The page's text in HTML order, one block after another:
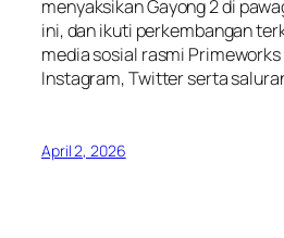
menyaksikanGayong 2di
ini, dan ikuti perkembangan
media sosial rasmi
Instagram, Twitter serta
April 2, 2026